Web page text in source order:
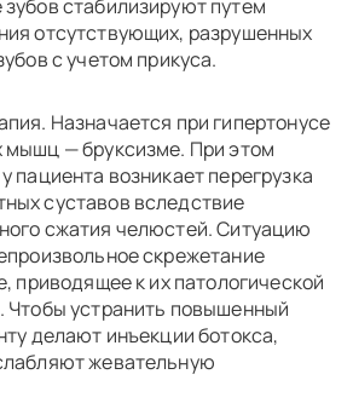
стабилизируют путем
отсутствующих, разрушенных
с учетом прикуса.
Назначается при гипертонусе
мышц — бруксизме. При этом
пациента возникает перегрузка
суставов вследствие
сжатия челюстей. Ситуацию
скрежетание
приводящее к их патологической
Чтобы устранить повышенный
делают инъекции ботокса,
жевательную